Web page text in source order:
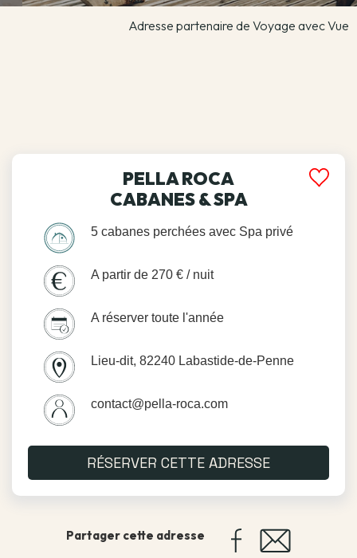
Adresse partenaire de Voyage avec Vue
PELLA ROCA
CABANES & SPA
5 cabanes perchées avec Spa privé
A partir de 270 € / nuit
A réserver toute l'année
Lieu-dit, 82240 Labastide-de-Penne
contact@pella-roca.com
RÉSERVER CETTE ADRESSE
Partager cette adresse